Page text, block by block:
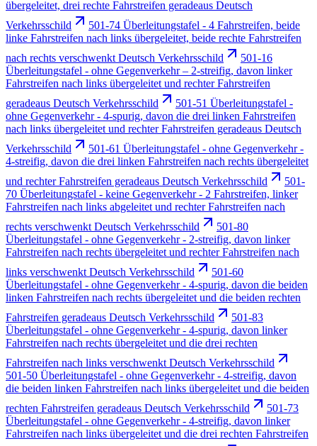
übergeleitet, drei rechte Fahrstreifen geradeaus Deutsch
Verkehrsschild
501-74 Überleitungstafel - 4 Fahrstreifen, beide
linke Fahrstreifen nach links übergeleitet, beide rechte Fahrstreifen
nach rechts verschwenkt Deutsch Verkehrsschild
501-16
Überleitungstafel - ohne Gegenverkehr – 2-streifig, davon linker
Fahrstreifen nach links übergeleitet und rechter Fahrstreifen
geradeaus Deutsch Verkehrsschild
501-51 Überleitungstafel -
ohne Gegenverkehr - 4-spurig, davon die drei linken Fahrstreifen
nach links übergeleitet und rechter Fahrstreifen geradeaus Deutsch
Verkehrsschild
501-61 Überleitungstafel - ohne Gegenverkehr -
4-streifig, davon die drei linken Fahrstreifen nach rechts übergeleitet
und rechter Fahrstreifen geradeaus Deutsch Verkehrsschild
501-
70 Überleitungstafel - keine Gegenverkehr - 2 Fahrstreifen, linker
Fahrstreifen nach links abgeleitet und rechter Fahrstreifen nach
rechts verschwenkt Deutsch Verkehrsschild
501-80
Überleitungstafel - ohne Gegenverkehr - 2-streifig, davon linker
Fahrstreifen nach rechts übergeleitet und rechter Fahrstreifen nach
links verschwenkt Deutsch Verkehrsschild
501-60
Überleitungstafel - ohne Gegenverkehr - 4-spurig, davon die beiden
linken Fahrstreifen nach rechts übergeleitet und die beiden rechten
Fahrstreifen geradeaus Deutsch Verkehrsschild
501-83
Überleitungstafel - ohne Gegenverkehr - 4-spurig, davon linker
Fahrstreifen nach rechts übergeleitet und die drei rechten
Fahrstreifen nach links verschwenkt Deutsch Verkehrsschild
501-50 Überleitungstafel - ohne Gegenverkehr - 4-streifig, davon
die beiden linken Fahrstreifen nach links übergeleitet und die beiden
rechten Fahrstreifen geradeaus Deutsch Verkehrsschild
501-73
Überleitungstafel - ohne Gegenverkehr - 4-streifig, davon linker
Fahrstreifen nach links übergeleitet und die drei rechten Fahrstreifen